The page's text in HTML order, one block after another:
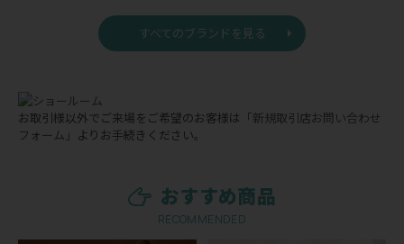
すべてのブランドを見る
お取引様以外でご来場をご希望のお客様は 「新規取引店お問い合わせ
フォーム」 よりお手続きください。
おすすめ商品
RECOMMENDED